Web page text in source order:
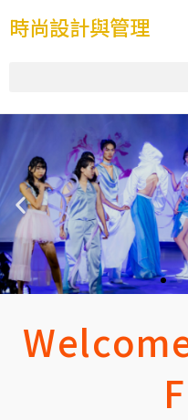
時尚設計與管理
國立屏東科技大學
NPUST｜Department of